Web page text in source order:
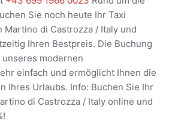
Sie noch heute Ihr Taxi
Martino di Castrozza / Italy und
Ihren Bestpreis. Die Buchung
modernen
einfach und ermöglicht Ihnen die
Ihres Urlaubs. Info: Buchen Sie Ihr
di Castrozza / Italy online und